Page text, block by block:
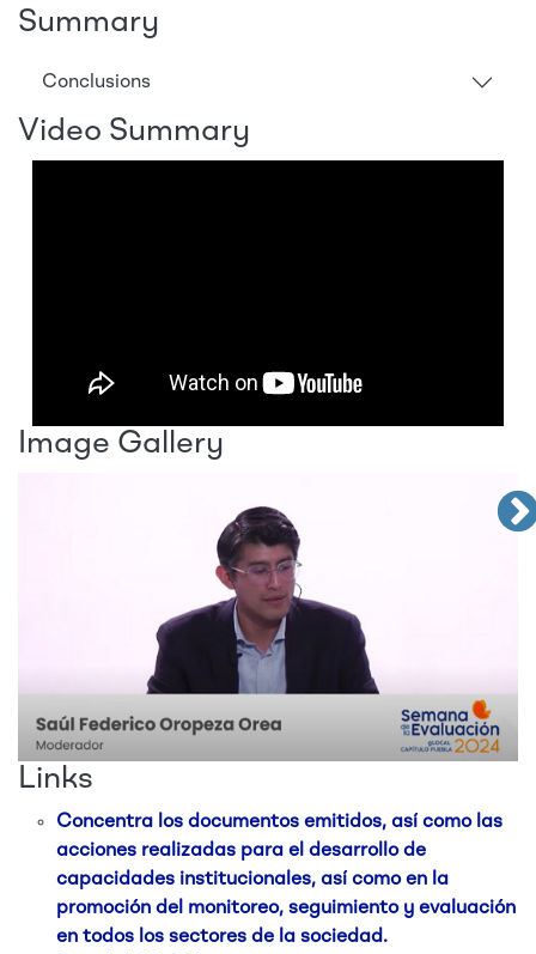
Summary
Conclusions
Video Summary
Image Gallery
Links
Concentra los documentos emitidos, así como las
acciones realizadas para el desarrollo de
capacidades institucionales, así como en la
promoción del monitoreo, seguimiento y evaluación
en todos los sectores de la sociedad.